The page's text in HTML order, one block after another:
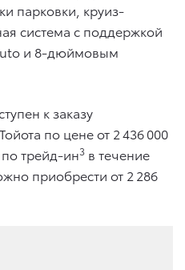
парковки, круиз-
система с поддержкой
и 8-дюймовым
к заказу
по цене от 2 436 000
трейд-ин3 в течение
приобрести от 2 286